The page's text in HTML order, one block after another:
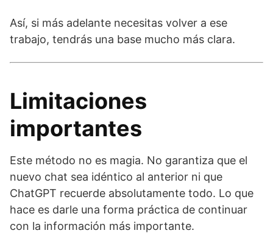
Así, si más adelante necesitas volver a ese
trabajo, tendrás una base mucho más clara.
Limitaciones
importantes
Este método no es magia. No garantiza que el
nuevo chat sea idéntico al anterior ni que
ChatGPT recuerde absolutamente todo. Lo que
hace es darle una forma práctica de continuar
con la información más importante.